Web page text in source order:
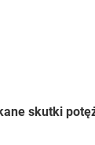
skutki